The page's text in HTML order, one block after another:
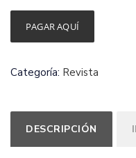
Terapias
|
Año
26
PAGAR AQUÍ
Categoría: Revista
DESCRIPCIÓN